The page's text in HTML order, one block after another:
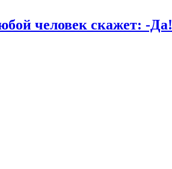
человек скажет: -Да!